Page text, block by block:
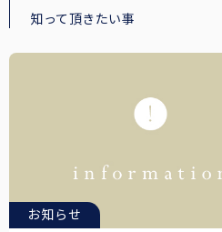
知って頂きたい事
お知らせ